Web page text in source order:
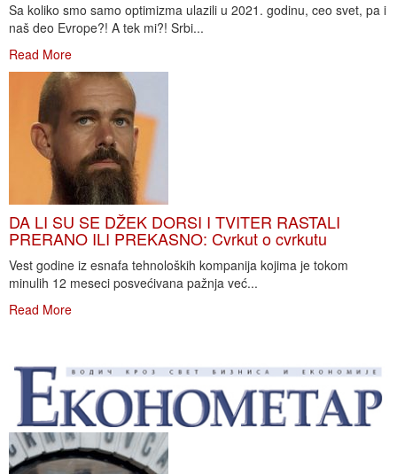
Sa koliko smo samo optimizma ulazili u 2021. godinu, ceo svet, pa i
naš deo Evrope?! A tek mi?! Srbi...
Read More
DA LI SU SE DŽEK DORSI I TVITER RASTALI
PRERANO ILI PREKASNO: Cvrkut o cvrkutu
Vest godine iz esnafa tehnoloških kompanija kojima je tokom
minulih 12 meseci posvećivana pažnja već...
Read More